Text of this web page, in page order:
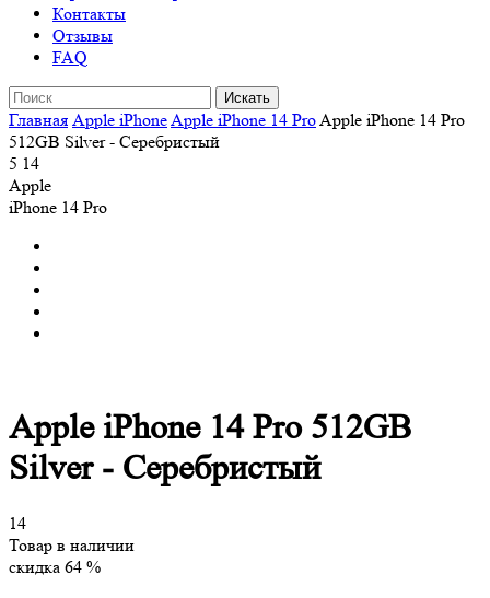
Контакты
Отзывы
FAQ
Главная Apple iPhoneApple iPhone 14 ProApple iPhone 14 Pro
512GB Silver - Серебристый
5 14
Apple
iPhone 14 Pro
Apple iPhone 14 Pro 512GB
Silver - Серебристый
14
Товар в наличии
скидка 64 %